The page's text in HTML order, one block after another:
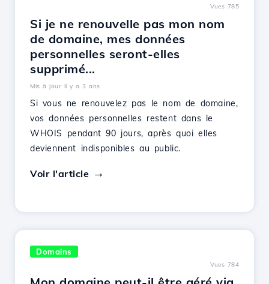
Vues 785
Si je ne renouvelle pas mon nom
de domaine, mes données
personnelles seront-elles
supprimé...
Mis à jour il y a 3 ans
Si vous ne renouvelez pas le nom de domaine,
vos données personnelles restent dans le
WHOIS pendant 90 jours, après quoi elles
deviennent indisponibles au public.
Voir l'article
Domains
Vues 784